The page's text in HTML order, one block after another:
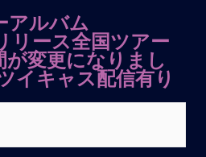
アルバム
リース全国ツアー
変更になりまし
イキャス配信有り